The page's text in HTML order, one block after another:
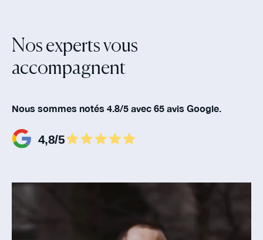
Nos experts vous
accompagnent‍
Nous sommes notés 4.8/5 avec 65 avis Google.